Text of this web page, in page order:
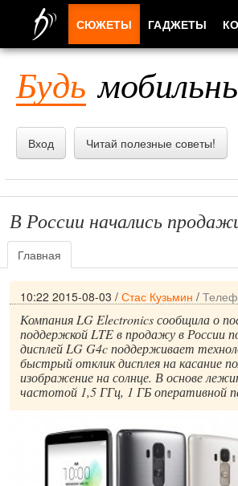
Будь
Вход Читай полезные советы!
В России начались
Главная
10:22 2015-08-03 / Стас Кузьмин /
Компания LG Electronics сообщила о
поддержкой LTE в продажу в России
дисплей LG G4c поддерживает
быстрый отклик дисплея на касание
изображение на солнце. В основе
частотой 1,5 ГГц, 1 ГБ оперативной
СЮЖЕТЫ ГАДЖЕТЫ
ПРИЛОЖЕНИЯ